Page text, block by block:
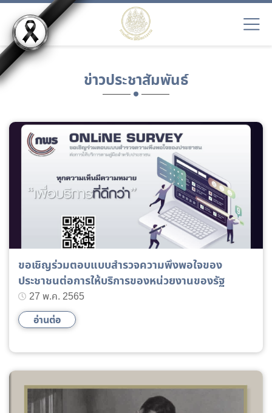
ข่าวประชาสัมพันธ์
ขอเชิญร่วมตอบแบบสำรวจความพึงพอใจของ
ประชาชนต่อการให้บริการของหน่วยงานของรัฐ
27 พ.ค. 2565
อ่านต่อ